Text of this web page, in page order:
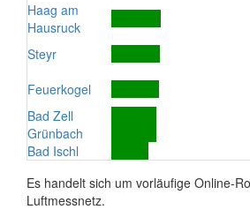
Haag am
Hausruck
Steyr
Feuerkogel
Bad Zell
Grünbach
Bad Ischl
Es handelt sich um vorläufige Online-
Luftmessnetz.